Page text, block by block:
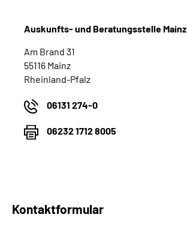
Auskunfts- und Beratungsstelle Mainz
Am Brand 31
55116 Mainz
Rheinland-Pfalz
06131 274-0
06232 1712 8005
Kontaktformular